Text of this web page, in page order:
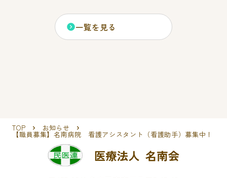
一覧を見る
TOP お知らせ
【職員募集】名南病院 看護アシスタント（看護助手）募集中！